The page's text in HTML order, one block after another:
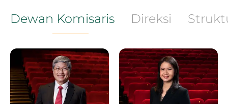
Dewan Komisaris Direksi